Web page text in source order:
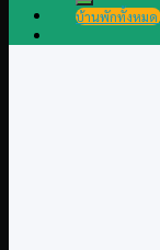
บ้านพักทั้งหมด